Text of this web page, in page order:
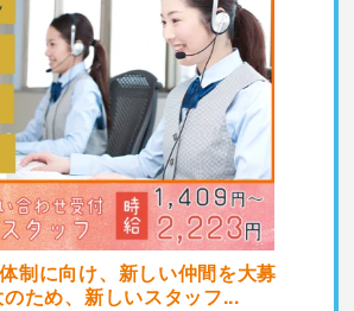
制に向け、新しい仲間を大募
ため、新しいスタッフ...